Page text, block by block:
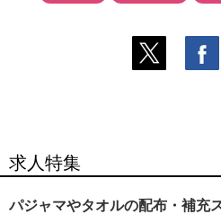
求人特集
パジャマやタオルの配布・補充